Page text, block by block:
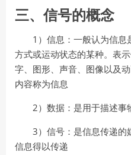
三、信号的概念
1 ）信息：一般认为信息
方式或运动状态的某种。表
字、图形、声音、图像以及
内容称为信息
2）数据：是用于描述事
3）信号：是信息传递的
信息得以传递